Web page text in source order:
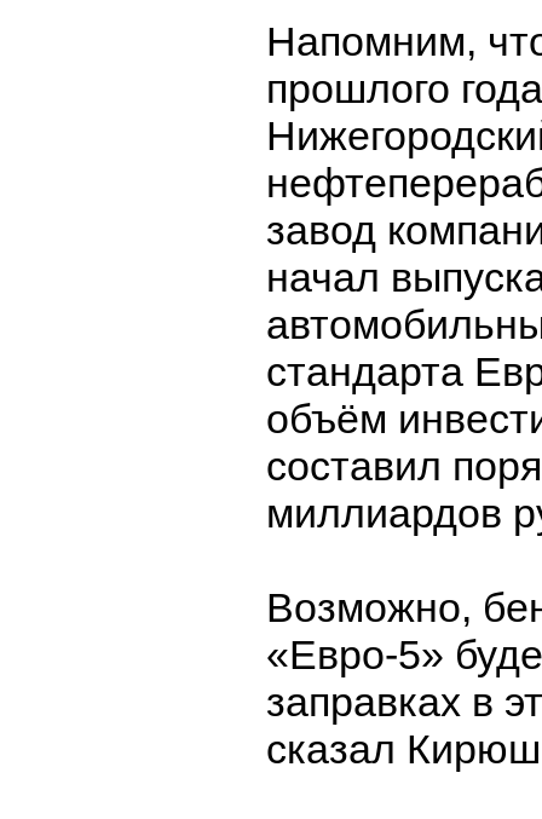
Напомним,
прошлого
завод
начал
стандарта
объём
составил
миллиардов
Возможно,
«Евро-5»
заправках в
сказал